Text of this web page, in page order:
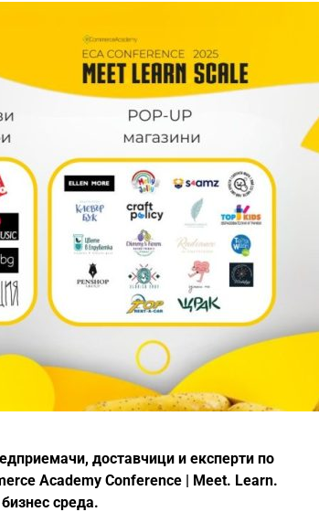
доставчици и експерти по
Academy Conference | Meet. Learn.
среда.